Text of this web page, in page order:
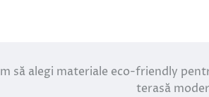
să alegi materiale eco-friendly
terasă